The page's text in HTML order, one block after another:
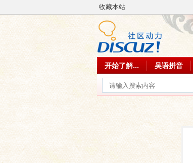
收藏本站
开始了解... 吴语拼音